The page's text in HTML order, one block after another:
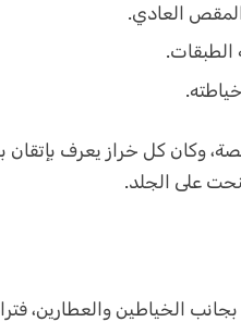
العادي.
الطبقات.
.
وكان كل خراز يعرف بإتقان
على الجلد.
الخياطين والعطارين،